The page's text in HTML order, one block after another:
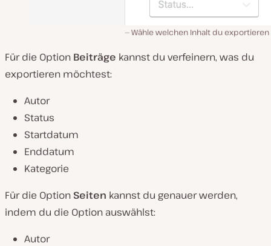
Wähle welchen Inhalt du
Für die Option Beiträge kannst du verfeinern, was du
exportieren möchtest:
Autor
Status
Startdatum
Enddatum
Kategorie
Für die Option Seiten kannst du genauer werden,
indem du die Option auswählst:
Autor